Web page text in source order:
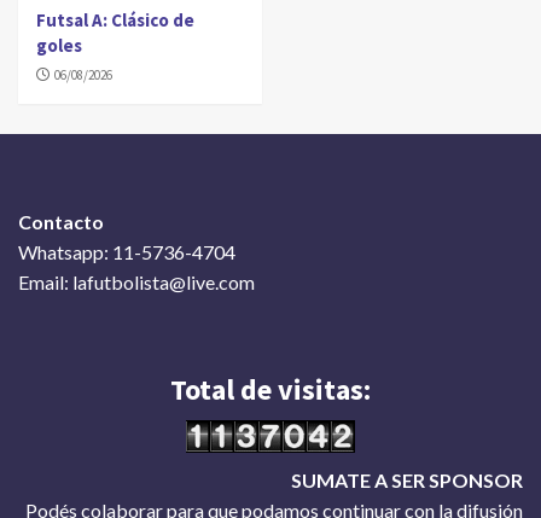
Futsal A: Clásico de
goles
06/08/2026
Contacto
Whatsapp: 11-5736-4704
Email: lafutbolista@live.com
Total de visitas:
SUMATE A SER SPONSOR
Podés colaborar para que podamos continuar con la difusión